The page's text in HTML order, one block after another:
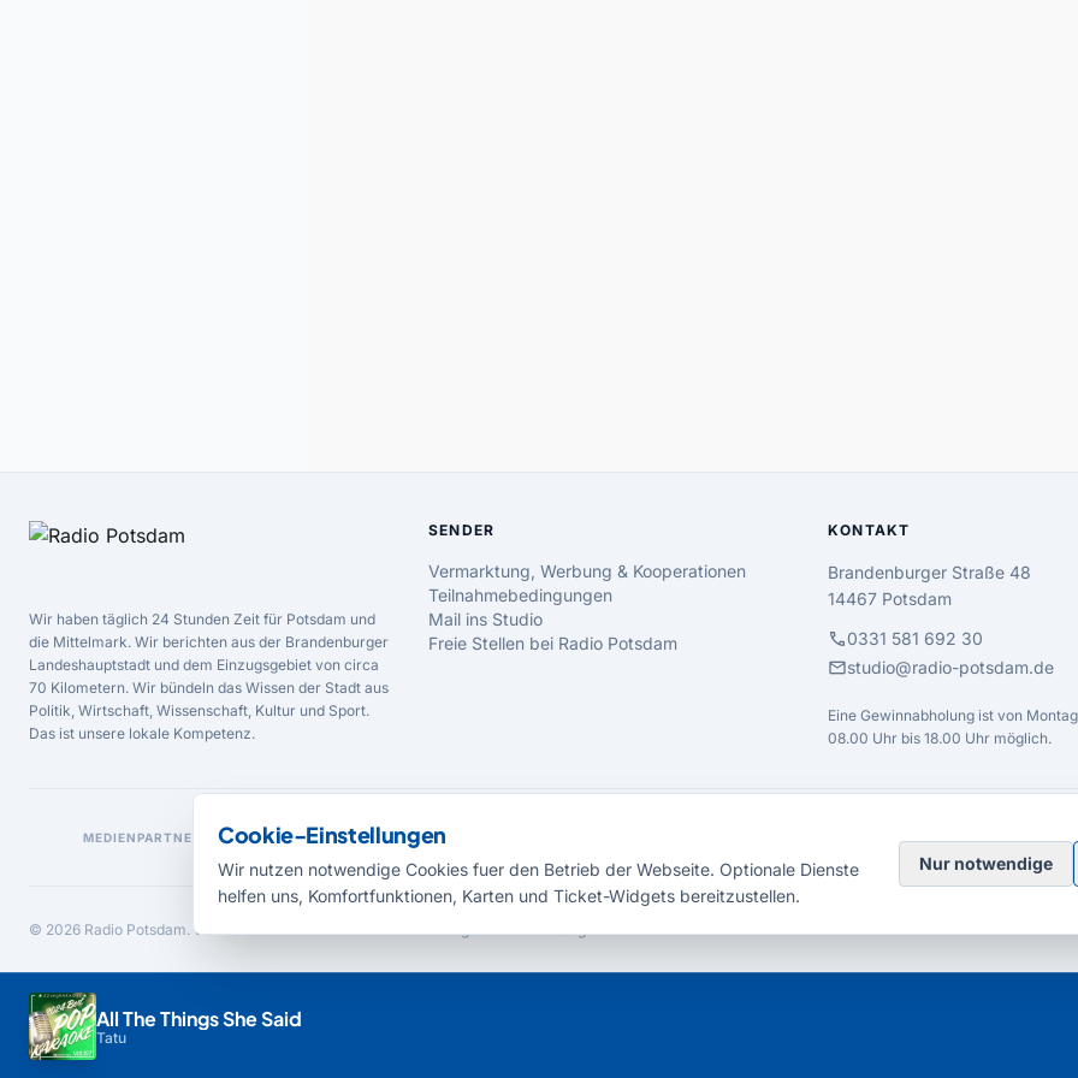
All The Things She Said
Tatu
Wir haben täglich 24 Stunden Zeit für Potsdam und
die Mittelmark. Wir berichten aus der Brandenburger
Landeshauptstadt und dem Einzugsgebiet von circa
70 Kilometern. Wir bündeln das Wissen der Stadt aus
Politik, Wirtschaft, Wissenschaft, Kultur und Sport.
Das ist unsere lokale Kompetenz.
SENDER
Vermarktung, Werbung & Kooperationen
Teilnahmebedingungen
Mail ins Studio
Freie Stellen bei Radio Potsdam
KONTAKT
Brandenburger Straße 48
14467 Potsdam
call0331 581 692 30
mailstudio@radio-potsdam.de
Eine Gewinnabholung ist von
08.00 Uhr bis 18.00 Uhr möglich.
MEDIENPARTNER
© 2026 Radio Potsdam. Webseite entwickelt durch dieMedienagentur Babelsberg
Cookie-Einstellungen
Wir nutzen notwendige Cookies fuer den Betrieb der Webseite. Optionale Dienste
helfen uns, Komfortfunktionen, Karten und Ticket-Widgets bereitzustellen.
Nur notwendige